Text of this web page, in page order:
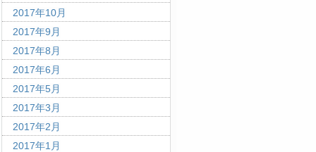
2017年10月
2017年9月
2017年8月
2017年6月
2017年5月
2017年3月
2017年2月
2017年1月